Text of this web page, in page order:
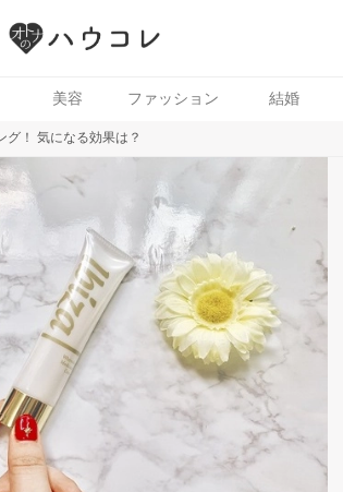
美容 ファッション 結婚
風俗
グ！ 気になる効果は？